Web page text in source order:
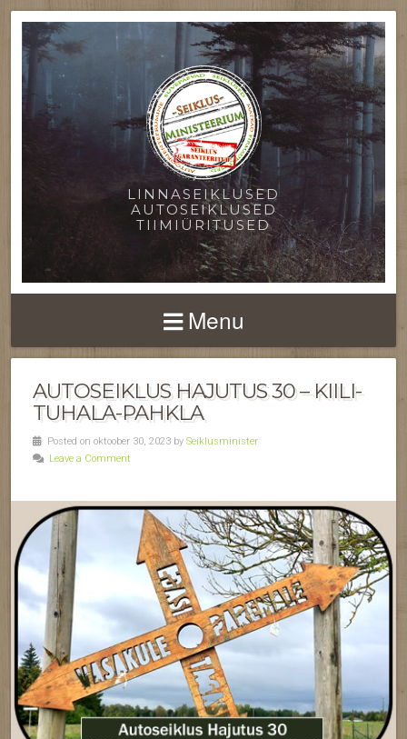
LINNASEIKLUSED
AUTOSEIKLUSED
TIIMIÜRITUSED
Menu
AUTOSEIKLUS HAJUTUS 30 – KIILI-
TUHALA-PAHKLA
Posted on oktoober 30, 2023 by Seiklusminister
Leave a Comment